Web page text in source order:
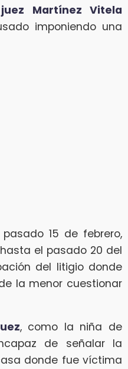
juez
Martínez Vitela
imponiendo una
15 de febrero,
el pasado 20 del
del litigio donde
la menor cuestionar
, como la niña de
de señalar la
donde fue víctima